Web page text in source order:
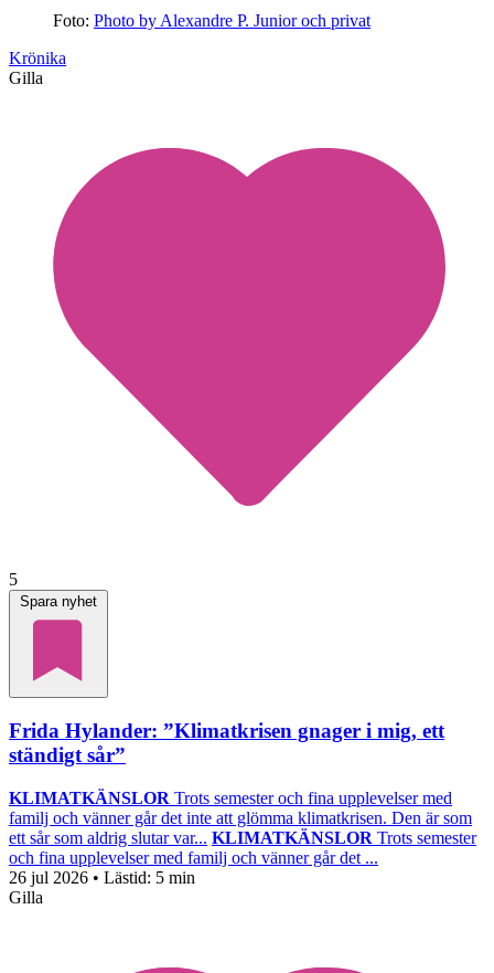
Foto: Photo by Alexandre P. Junior och privat
Krönika
Gilla
5
Spara nyhet
Frida Hylander: ”Klimatkrisen gnager i mig, ett
ständigt sår”
KLIMATKÄNSLOR Trots semester och fina upplevelser med
familj och vänner går det inte att glömma klimatkrisen. Den är som
ett sår som aldrig slutar var... KLIMATKÄNSLOR Trots semester
och fina upplevelser med familj och vänner går det ...
26 jul 2026 • Lästid: 5 min
Gilla